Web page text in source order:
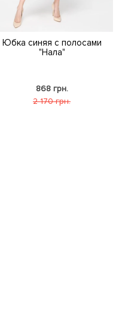
Юбка синяя с полосами
"Нала"
868 грн.
2 170 грн.